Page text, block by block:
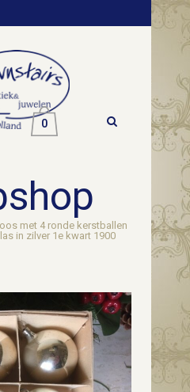
0
met 4 ronde kerstballen
in zilver 1e kwart 1900